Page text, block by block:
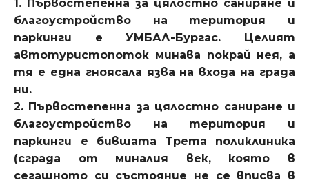
1. Първостепенна за цялостно саниране и
благоустройство на територия и
паркинги е УМБАЛ-Бургас. Целият
автотуристопоток минава покрай нея, а
тя е една гноясала язва на входа на града
ни.
2. Първостепенна за цялостно саниране и
благоустройство на територия и
паркинги е бившата Трета поликлиника
(сграда от миналия век, която в
сегашното си състояние не се вписва в